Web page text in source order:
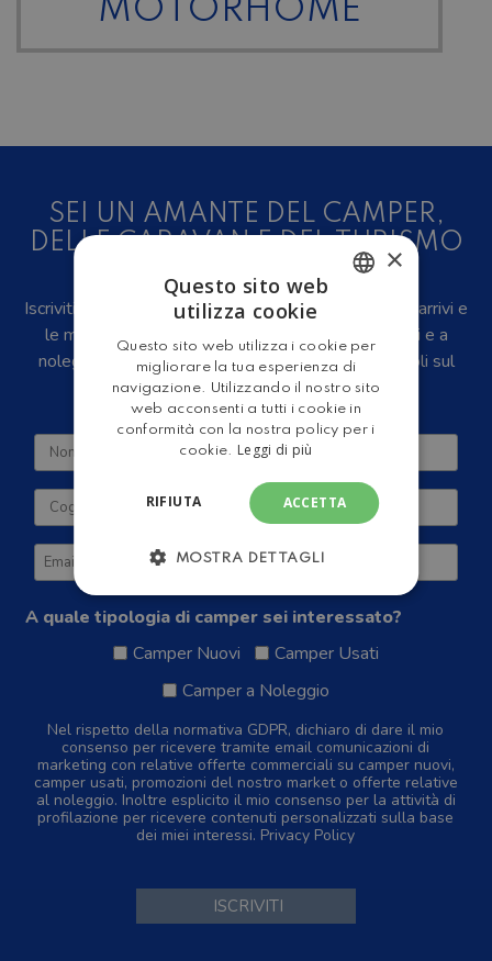
MOTORHOME
SEI UN AMANTE DEL CAMPER,
DELLE CARAVAN E DEL TURISMO
ALL'ARIA APERTA?
Iscriviti alla newsletter, riceverai in anteprima i nuovi arrivi e
le migliori offerte su camper e caravan nuovi, usati e a
noleggio, eventi, video recensioni, iniziative e articoli sul
mondo del turismo outdoor.
A quale tipologia di camper sei interessato?
Camper Nuovi
Camper Usati
Camper a Noleggio
Nel rispetto della normativa GDPR, dichiaro di dare il mio
consenso per ricevere tramite email comunicazioni di
marketing con relative offerte commerciali su camper nuovi,
camper usati, promozioni del nostro market o offerte relative
al noleggio. Inoltre esplicito il mio consenso per la attività di
profilazione per ricevere contenuti personalizzati sulla base
dei miei interessi. Privacy Policy
ENGLISH
×
Questo sito web
utilizza cookie
Questo sito web utilizza i cookie per
migliorare la tua esperienza di
navigazione. Utilizzando il nostro sito
web acconsenti a tutti i cookie in
conformità con la nostra policy per i
cookie.
Leggi di più
ACCETTA
RIFIUTA
MOSTRA DETTAGLI